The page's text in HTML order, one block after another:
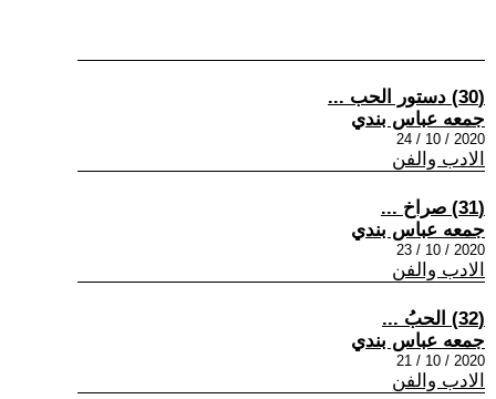
(30) دستور الحب ...
جمعه عباس بندي
2020 / 10 / 24
الادب والفن
(31) صراخ ...
جمعه عباس بندي
2020 / 10 / 23
الادب والفن
(32) الحبُ ...
جمعه عباس بندي
2020 / 10 / 21
الادب والفن